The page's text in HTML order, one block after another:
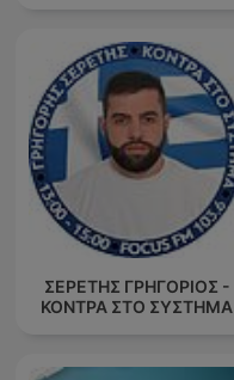
ΣΕΡΕΤΗΣ ΓΡΗΓΟΡΙΟΣ -
ΚΟΝΤΡΑ ΣΤΟ ΣΥΣΤΗΜΑ